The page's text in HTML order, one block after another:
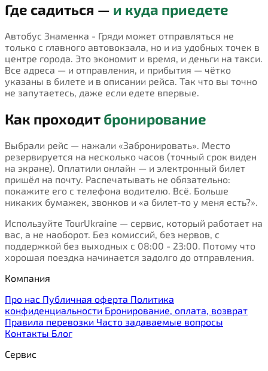
Где садиться — и куда приедете
Автобус Знаменка - Гряди может отправляться не
только с главного автовокзала, но и из удобных точек в
центре города. Это экономит и время, и деньги на такси.
Все адреса — и отправления, и прибытия — чётко
указаны в билете и в описании рейса. Так что вы точно
не запутаетесь, даже если едете впервые.
Как проходит бронирование
Выбрали рейс — нажали «Забронировать». Место
резервируется на несколько часов (точный срок виден
на экране). Оплатили онлайн — и электронный билет
пришёл на почту. Распечатывать не обязательно:
покажите его с телефона водителю. Всё. Больше
никаких бумажек, звонков и «а билет-то у меня есть?».
Используйте TourUkraine — сервис, который работает на
вас, а не наоборот. Без комиссий, без нервов, с
поддержкой без выходных с 08:00 - 23:00. Потому что
хорошая поездка начинается задолго до отправления.
Компания
Про нас Публичная оферта Политика
конфиденциальности Бронирование, оплата, возврат
Правила перевозки Часто задаваемые вопросы
Контакты Блог
Сервис